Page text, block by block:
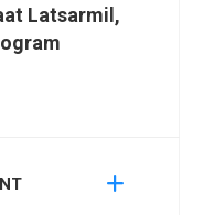
Latsarmil,